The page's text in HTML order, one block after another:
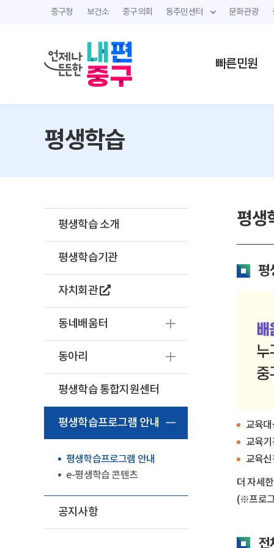
중구청 보건소 중구의회 동주민센터 문화관광
빠른민원
평생학습
평생학습 소개
평생학습기관
자치회관
동네배움터
동아리
평생학습 통합지원센터
평생학습프로그램 안내
평생학습프로그램 안내
e-평생학습 콘텐츠
공지사항
평생
평
교육
교육
교육
더 자세
(※프로그
전